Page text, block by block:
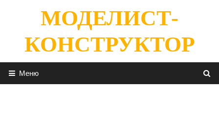
содержимомуМОДЕЛИСТ-
КОНСТРУКТОР
Меню